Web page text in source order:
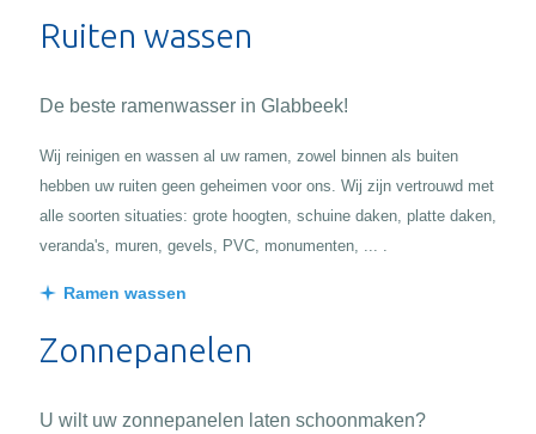
Ruiten wassen
De beste ramenwasser in Glabbeek!
Wij reinigen en wassen al uw ramen, zowel binnen als buiten
hebben uw ruiten geen geheimen voor ons. Wij zijn vertrouwd met
alle soorten situaties: grote hoogten, schuine daken, platte daken,
veranda's, muren, gevels, PVC, monumenten, ... .
Ramen wassen
Zonnepanelen
U wilt uw zonnepanelen laten schoonmaken?